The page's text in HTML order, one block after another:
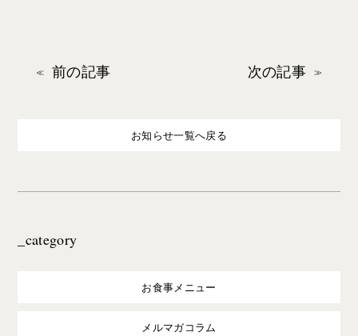
前の記事 次の記事
お知らせ一覧へ戻る
_category
お食事メニュー
メルマガコラム